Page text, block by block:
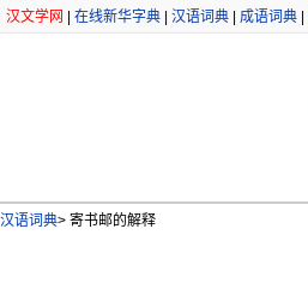
汉文学网 在线新华字典 汉语词典 成语词典
汉语词典> 寄书邮的解释